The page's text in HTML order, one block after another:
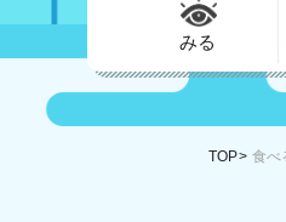
みる
TOP 食べ